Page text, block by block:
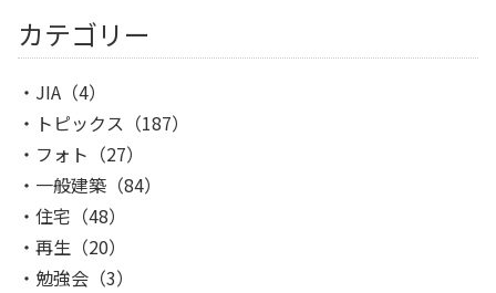
カテゴリー
JIA （4）
トピックス （187）
フォト （27）
一般建築 （84）
住宅 （48）
再生 （20）
勉強会 （3）